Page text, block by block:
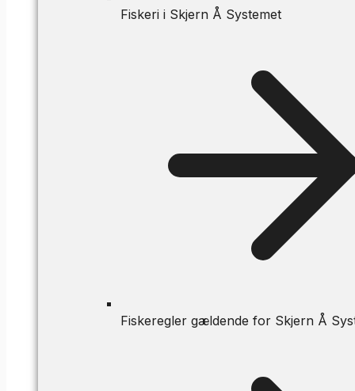
Fiskeri i Skjern Å Systemet
Fiskeregler gældende for Skjern Å